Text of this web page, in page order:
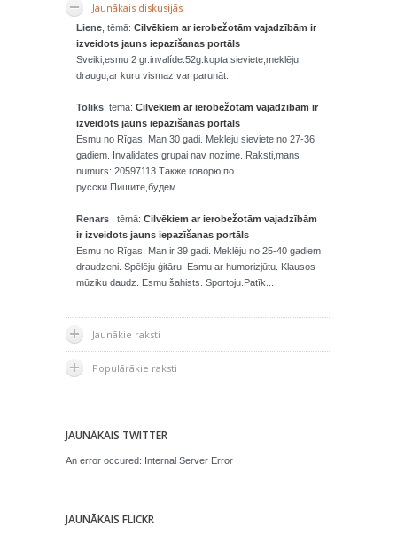
Jaunākais diskusijās
Liene , tēmā: Cilvēkiem ar ierobežotām vajadzībām ir
izveidots jauns iepazīšanas portāls
Sveiki,esmu 2 gr.invalíde.52g.kopta sieviete,meklēju
draugu,ar kuru vismaz var parunāt.
Toliks , tēmā: Cilvēkiem ar ierobežotām vajadzībām ir
izveidots jauns iepazīšanas portāls
Esmu no Rīgas. Man 30 gadi. Mekleju sieviete no 27-36
gadiem. Invalidates grupai nav nozime. Raksti,mans
numurs: 20597113.Также говорю по
русски.Пишите,будем...
Renars , tēmā: Cilvēkiem ar ierobežotām vajadzībām
ir izveidots jauns iepazīšanas portāls
Esmu no Rīgas. Man ir 39 gadi. Meklēju no 25-40 gadiem
draudzeni. Spēlēju ģitāru. Esmu ar humorizjūtu. Klausos
mūziku daudz. Esmu šahists. Sportoju.Patīk...
Jaunākie raksti
Populārākie raksti
JAUNĀKAIS TWITTER
An error occured: Internal Server Error
JAUNĀKAIS FLICKR